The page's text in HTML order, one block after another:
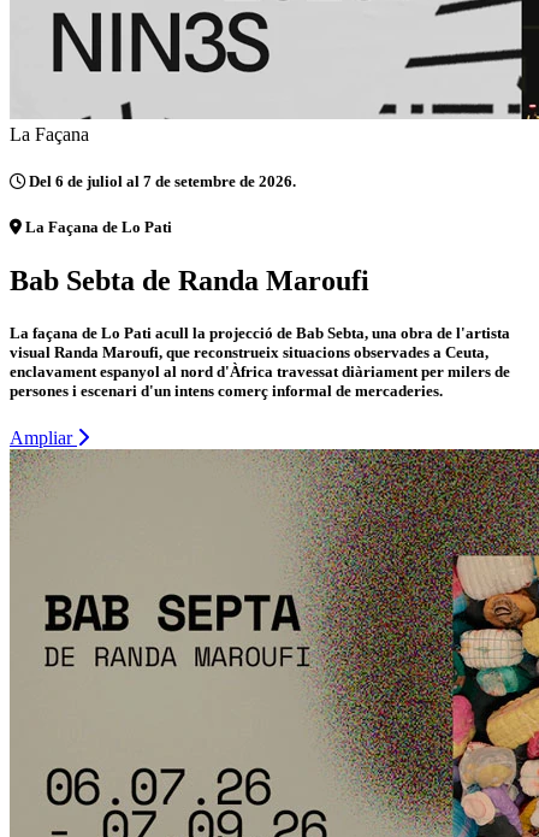
La Façana
Del 6 de juliol al 7 de setembre de 2026.
La Façana de Lo Pati
Bab Sebta de Randa Maroufi
La façana de Lo Pati acull la projecció de Bab Sebta, una obra de l'artista
visual Randa Maroufi, que reconstrueix situacions observades a Ceuta,
enclavament espanyol al nord d'Àfrica travessat diàriament per milers de
persones i escenari d'un intens comerç informal de mercaderies.
Ampliar